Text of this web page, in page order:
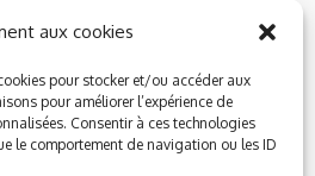
aux cookies
pour stocker et/ou accéder aux
pour améliorer l’expérience de
Consentir à ces technologies
le comportement de navigation ou les ID